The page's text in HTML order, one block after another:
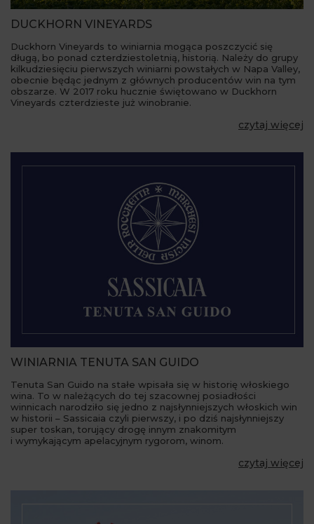
DUCKHORN VINEYARDS
Duckhorn Vineyards to winiarnia mogąca poszczycić się
długą, bo ponad czterdziestoletnią, historią. Należy do grupy
kilkudziesięciu pierwszych winiarni powstałych w Napa Valley,
obecnie będąc jednym z głównych producentów win na tym
obszarze. W 2017 roku hucznie świętowano w Duckhorn
Vineyards czterdzieste już winobranie.
czytaj więcej
WINIARNIA TENUTA SAN GUIDO
Tenuta San Guido na stałe wpisała się w historię włoskiego
wina. To w należących do tej szacownej posiadłości
winnicach narodziło się jedno z najsłynniejszych włoskich win
w historii – Sassicaia czyli pierwszy, i po dziś najsłynniejszy
super toskan, torujący drogę innym znakomitym
i wymykającym apelacyjnym rygorom, winom.
czytaj więcej